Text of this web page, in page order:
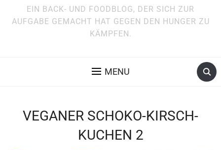
EIN BACK- UND FOODBLOG, DER SICH ZUR
AUFGABE GEMACHT HAT GEGEN DEN HUNGER ZU
KÄMPFEN.
MENU
VEGANER SCHOKO-KIRSCH-
KUCHEN 2